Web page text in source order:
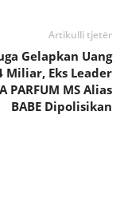
Artikulli tjetër
Gelapkan Uang
Miliar, Eks Leader
PARFUM MS Alias
BABE Dipolisikan